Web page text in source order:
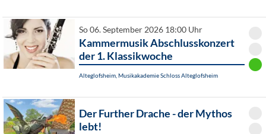
So 06. September 2026 18:00 Uhr
Kammermusik Abschlusskonzert
der 1. Klassikwoche
Alteglofsheim, Musikakademie Schloss Alteglofsheim
Der Further Drache - der Mythos
lebt!